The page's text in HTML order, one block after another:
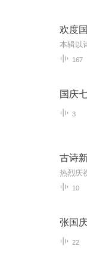
欢度
167
国庆
3
古诗
热烈庆
10
张国
22